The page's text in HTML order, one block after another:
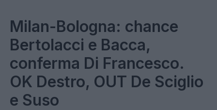
Milan-Bologna: chance
Bertolacci e Bacca,
conferma Di Francesco.
OK Destro, OUT De Sciglio
e Suso